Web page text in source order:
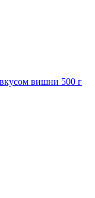
вишни 500 г